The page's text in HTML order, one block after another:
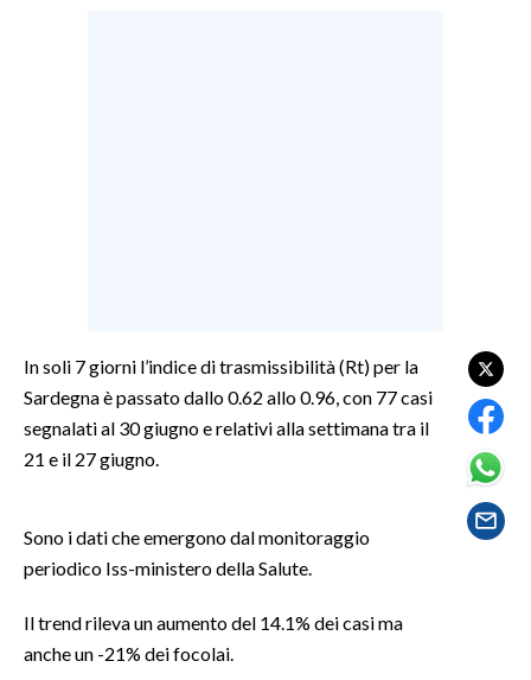
SPETTACOLI
GOSSIP
SARDEGNA TURISMO
NOTIZIE
In soli 7 giorni l’indice di trasmissibilità (Rt) per la
Sardegna è passato dallo 0.62 allo 0.96, con 77 casi
segnalati al 30 giugno e relativi alla settimana tra il
21 e il 27 giugno.
Sono i dati che emergono dal monitoraggio
periodico Iss-ministero della Salute.
Il trend rileva un aumento del 14.1% dei casi ma
anche un -21% dei focolai.